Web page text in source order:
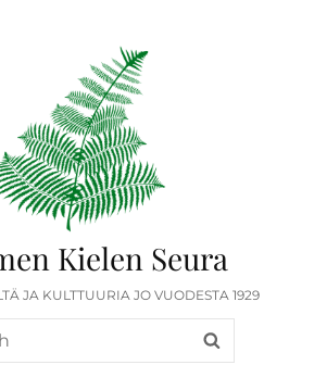
Kielen Seura
JA KULTTUURIA JO VUODESTA 1929